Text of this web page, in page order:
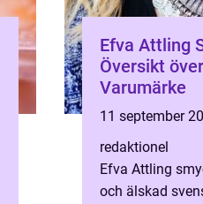
Efva Attling
Översikt
Varumärke
11 september
redaktionel
Efva Attling
och älskad